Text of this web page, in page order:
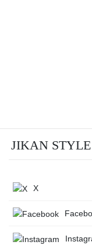
JIKAN STYLE
X